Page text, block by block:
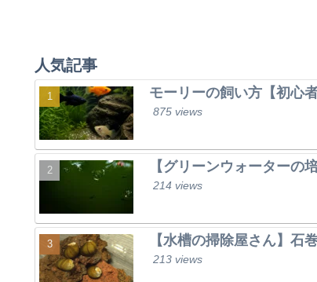
人気記事
モーリーの飼い方【初心
875 views
【グリーンウォーターの
214 views
【水槽の掃除屋さん】石
213 views